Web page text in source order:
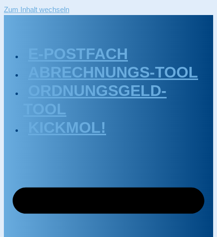
Zum Inhalt wechseln
E-POSTFACH
ABRECHNUNGS-TOOL
ORDNUNGSGELD-
TOOL
KICKMOL!